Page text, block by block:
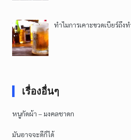
ทำไมการเคาะขวดเบียร์ถึง
เรื่องอื่นๆ
หนูกัดผ้า – มงคลชาดก
มันอาจจะดีก็ได้